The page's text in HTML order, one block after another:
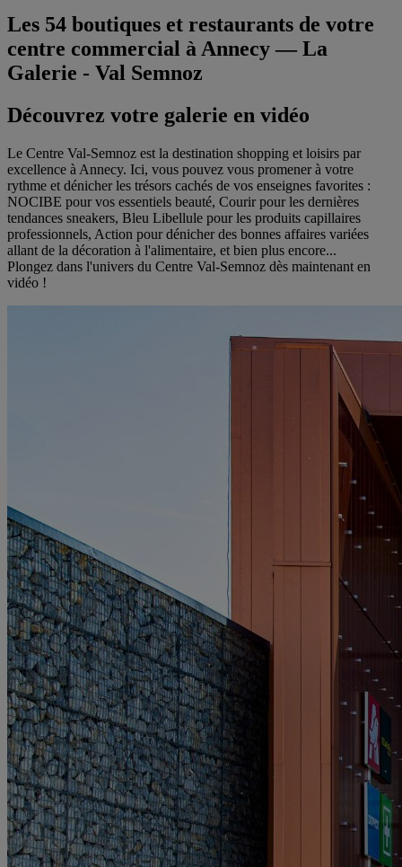
Les 54 boutiques et restaurants de votre
centre commercial à Annecy — La
Galerie - Val Semnoz
Découvrez votre galerie en vidéo
Le Centre Val-Semnoz est la destination shopping et loisirs par
excellence à Annecy. Ici, vous pouvez vous promener à votre
rythme et dénicher les trésors cachés de vos enseignes favorites :
NOCIBE pour vos essentiels beauté, Courir pour les dernières
tendances sneakers, Bleu Libellule pour les produits capillaires
professionnels, Action pour dénicher des bonnes affaires variées
allant de la décoration à l'alimentaire, et bien plus encore...
Plongez dans l'univers du Centre Val-Semnoz dès maintenant en
vidéo !